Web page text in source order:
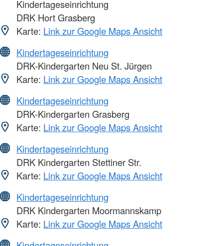
Kindertageseinrichtung
DRK Hort Grasberg
Karte: Link zur Google Maps Ansicht
Kindertageseinrichtung
DRK-Kindergarten Neu St. Jürgen
Karte: Link zur Google Maps Ansicht
Kindertageseinrichtung
DRK-Kindergarten Grasberg
Karte: Link zur Google Maps Ansicht
Kindertageseinrichtung
DRK Kindergarten Stettiner Str.
Karte: Link zur Google Maps Ansicht
Kindertageseinrichtung
DRK Kindergarten Moormannskamp
Karte: Link zur Google Maps Ansicht